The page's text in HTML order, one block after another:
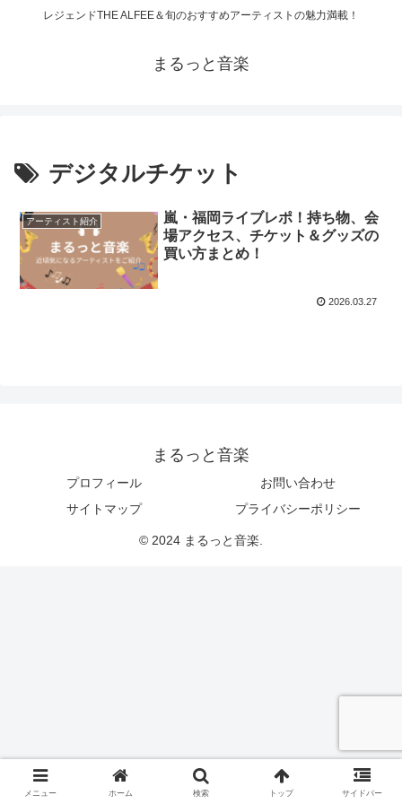
レジェンドTHE ALFEE＆旬のおすすめアーティストの魅力満載！
まるっと音楽
デジタルチケット
アーティスト紹介
嵐・福岡ライブレポ！持ち物、会
場アクセス、チケット＆グッズの
買い方まとめ！
2026.03.27
まるっと音楽
プロフィール
お問い合わせ
サイトマップ
プライバシーポリシー
© 2024 まるっと音楽.
メニュー ホーム 検索 トップ サイドバー